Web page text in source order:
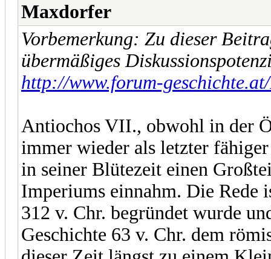
Maxdorfer
Vorbemerkung: Zu dieser
übermäßiges
http://www.forum-
Antiochos VII., obwohl in der
immer wieder als letzter
in seiner Blütezeit einen
Imperiums einnahm. Die Rede
312 v. Chr. begründet wurde
Geschichte 63 v. Chr. dem